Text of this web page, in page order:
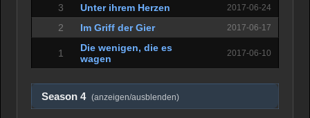
3 Unter ihrem Herzen 2017-06-24
2 Im Griff der Gier 2017-06-17
1
Die wenigen, die es
wagen
2017-06-10
Season 4 (anzeigen/ausblenden)